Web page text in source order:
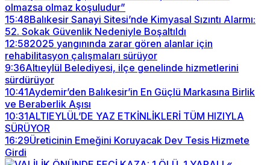
olmazsa olmaz koşuludur”
15:48Balıkesir Sanayi Sitesi’nde Kimyasal Sızıntı Alarmı:
52. Sokak Güvenlik Nedeniyle Boşaltıldı
12:582025 yangınında zarar gören alanlar için
rehabilitasyon çalışmaları sürüyor
9:36Altıeylül Belediyesi, ilçe genelinde hizmetlerini
sürdürüyor
10:41Aydemir’den Balıkesir’in En Güçlü Markasına Birlik
ve Beraberlik Aşısı
10:31ALTIEYLÜL’DE YAZ ETKİNLİKLERİ TÜM HIZIYLA
SÜRÜYOR
16:29Üreticinin Emeğini Koruyacak Dev Tesis Hizmete
Girdi